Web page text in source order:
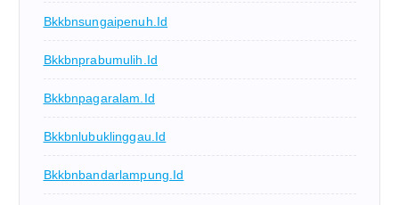
Bkkbnsungaipenuh.id
Bkkbnprabumulih.id
Bkkbnpagaralam.id
Bkkbnlubuklinggau.id
Bkkbnbandarlampung.id